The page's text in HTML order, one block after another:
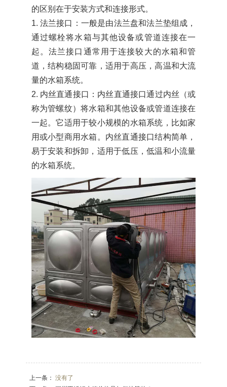
的区别在于安装方式和连接形式。
1. 法兰接口：一般是由法兰盘和法兰垫组成，
通过螺栓将水箱与其他设备或管道连接在一
起。法兰接口通常用于连接较大的水箱和管
道，结构稳固可靠，适用于高压，高温和大流
量的水箱系统。
2. 内丝直通接口：内丝直通接口通过内丝（或
称为管螺纹）将水箱和其他设备或管道连接在
一起。它适用于较小规模的水箱系统，比如家
用或小型商用水箱。内丝直通接口结构简单，
易于安装和拆卸，适用于低压，低温和小流量
的水箱系统。
上一条：没有了